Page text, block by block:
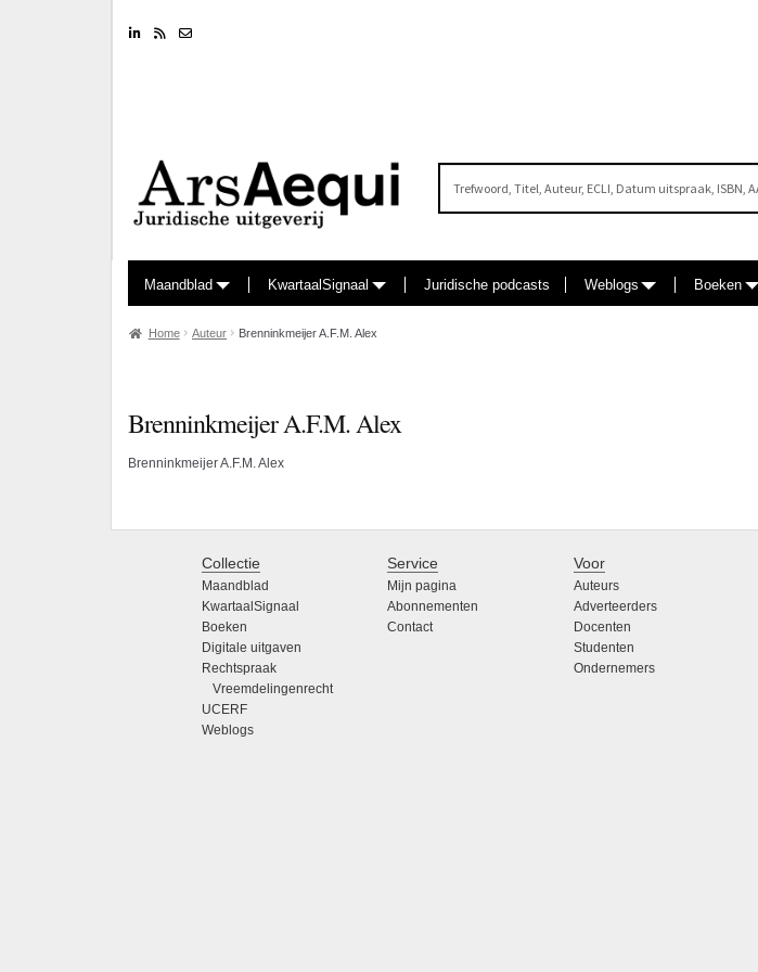
LinkedinRSS feed
Maandblad KwartaalSignaal Juridische podcasts Weblogs Boeken
Home Auteur Brenninkmeijer A.F.M. Alex
Brenninkmeijer A.F.M. Alex
Brenninkmeijer A.F.M. Alex
Collectie
Maandblad
KwartaalSignaal
Boeken
Digitale uitgaven
Rechtspraak
Vreemdelingenrecht
UCERF
Weblogs
Service
Mijn pagina
Abonnementen
Contact
Voor
Auteurs
Adverteerders
Docenten
Studenten
Ondernemers